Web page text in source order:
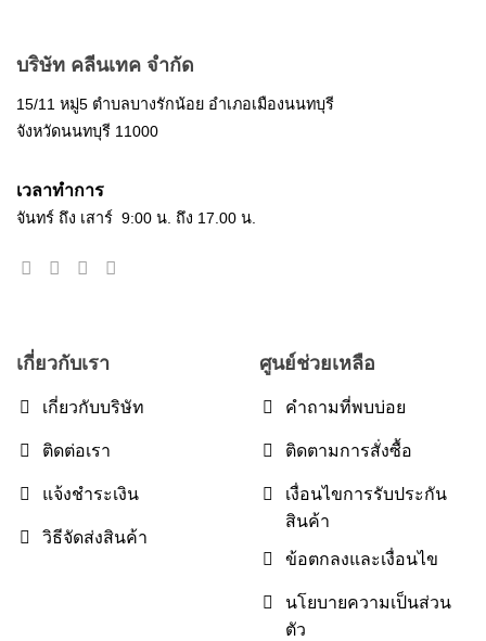
บริษัท คลีนเทค จำกัด
15/11 หมู่5 ตำบลบางรักน้อย อำเภอเมืองนนทบุรี
จังหวัดนนทบุรี 11000
เวลาทำการ
จันทร์ ถึง เสาร์ 9:00 น. ถึง 17.00 น.
เกี่ยวกับเรา
เกี่ยวกับบริษัท
ติดต่อเรา
แจ้งชำระเงิน
วิธีจัดส่งสินค้า
ศูนย์ช่วยเหลือ
คำถามที่พบบ่อย
ติดตามการสั่งซื้อ
เงื่อนไขการรับประกัน
สินค้า
ข้อตกลงและเงื่อนไข
นโยบายความเป็นส่วน
ตัว